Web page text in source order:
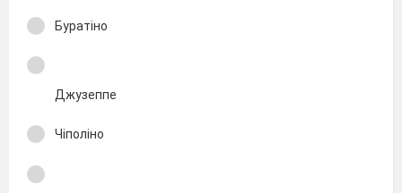
Буратіно
Джузеппе
Чіполіно